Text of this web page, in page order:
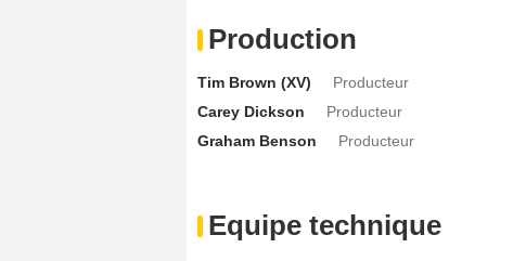
Production
Tim Brown (XV)
Producteur
Carey Dickson
Producteur
Graham Benson
Producteur
Equipe technique